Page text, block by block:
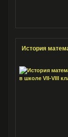
История